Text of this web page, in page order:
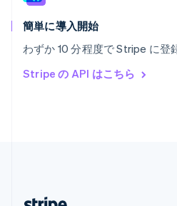
簡単に導入開始
わずか 10 分程度で Stripe に登
Stripe の API はこちら
リトアニア
English
DeutschEnglish
English